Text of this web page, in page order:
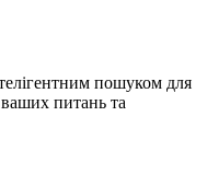
пошуком для
питань та